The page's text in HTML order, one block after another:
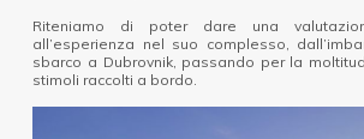
Riteniamo di poter dare una
all’esperienza nel suo complesso,
sbarco a Dubrovnik, passando per la
stimoli raccolti a bordo.